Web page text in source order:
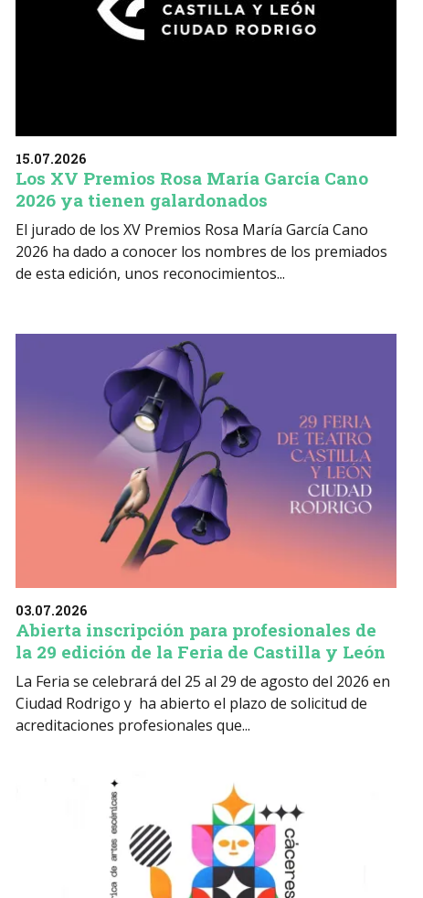
15.07.2026
Los XV Premios Rosa María García Cano
2026 ya tienen galardonados
El jurado de los XV Premios Rosa María García Cano
2026 ha dado a conocer los nombres de los premiados
de esta edición, unos reconocimientos...
03.07.2026
Abierta inscripción para profesionales de
la 29 edición de la Feria de Castilla y León
La Feria se celebrará del 25 al 29 de agosto del 2026 en
Ciudad Rodrigo y ha abierto el plazo de solicitud de
acreditaciones profesionales que...